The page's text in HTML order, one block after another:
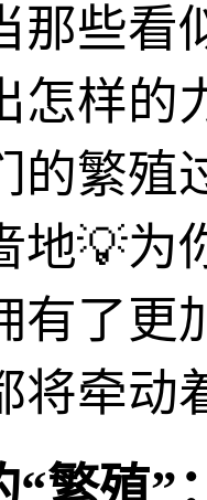
那些看
怎样的
的繁殖
地💡为
有了更
将牵动